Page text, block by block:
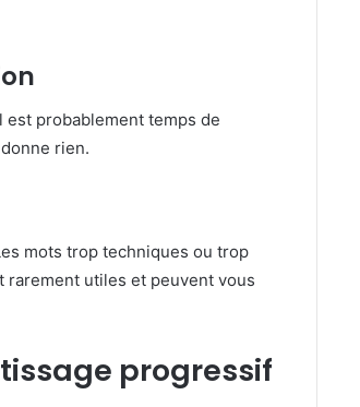
est probablement temps de
rien.
mots trop techniques ou trop
utiles et peuvent vous
progressif